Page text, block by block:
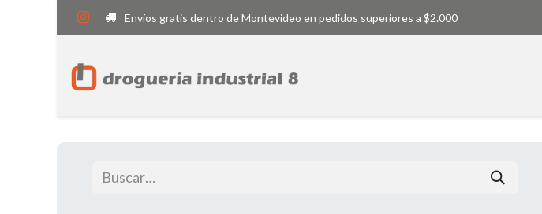
Envíos gratis dentro de Montevideo en pedidos superiores a $2.000